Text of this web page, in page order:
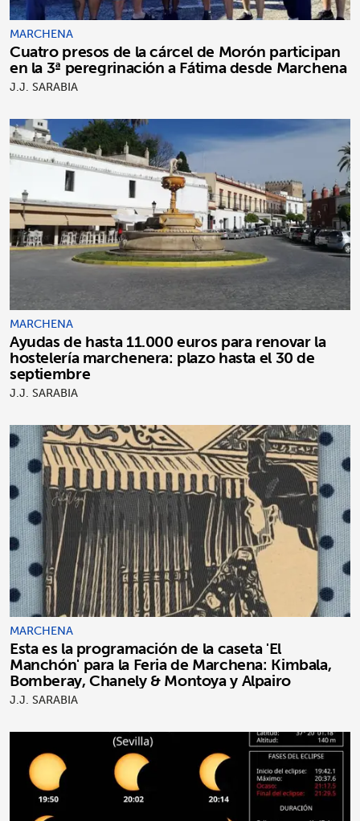
MARCHENA
Cuatro presos de la cárcel de Morón participan
en la 3ª peregrinación a Fátima desde Marchena
J.J. SARABIA
MARCHENA
Ayudas de hasta 11.000 euros para renovar la
hostelería marchenera: plazo hasta el 30 de
septiembre
J.J. SARABIA
MARCHENA
Esta es la programación de la caseta 'El
Manchón' para la Feria de Marchena: Kimbala,
Bomberay, Chanely & Montoya y Alpairo
J.J. SARABIA